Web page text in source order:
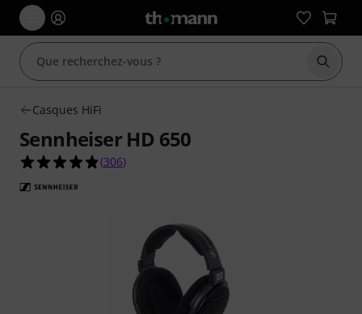
Casques HiFi
Sennheiser HD 650
4.8 étoiles sur 5 d'après 306 évaluations clients
(306)